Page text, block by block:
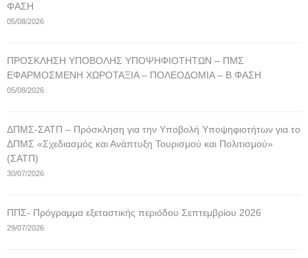
ΦΑΣΗ
05/08/2026
ΠΡΟΣΚΛΗΣΗ ΥΠΟΒΟΛΗΣ ΥΠΟΨΗΦΙΟΤΗΤΩΝ – ΠΜΣ
ΕΦΑΡΜΟΣΜΕΝΗ ΧΩΡΟΤΑΞΙΑ – ΠΟΛΕΟΔΟΜΙΑ – Β ΦΑΣΗ
05/08/2026
ΔΠΜΣ-ΣΑΤΠ – Πρόσκληση για την Υποβολή Υποψηφιοτήτων για το
ΔΠΜΣ «Σχεδιασμός και Ανάπτυξη Τουρισμού και Πολιτισμού»
(ΣΑΤΠ)
30/07/2026
ΠΠΣ- Πρόγραμμα εξεταστικής περιόδου Σεπτεμβρίου 2026
29/07/2026